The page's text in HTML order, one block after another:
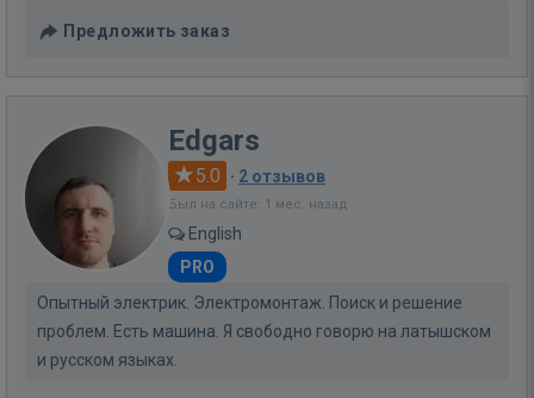
Предложить заказ
Edgars
5.0 · 2 отзывов
Был на сайте: 1 мес. назад
English
PRO
Опытный электрик. Электромонтаж. Поиск и решение
проблем. Есть машина. Я свободно говорю на латышском
и русском языках.